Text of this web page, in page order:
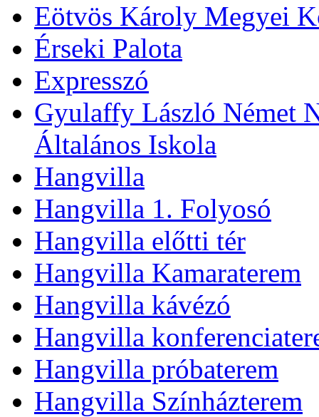
Eötvös Károly Megyei
Érseki Palota
Expresszó
Gyulaffy László Német
Általános Iskola
Hangvilla
Hangvilla 1. Folyosó
Hangvilla előtti tér
Hangvilla Kamaraterem
Hangvilla kávézó
Hangvilla
Hangvilla próbaterem
Hangvilla Színházterem